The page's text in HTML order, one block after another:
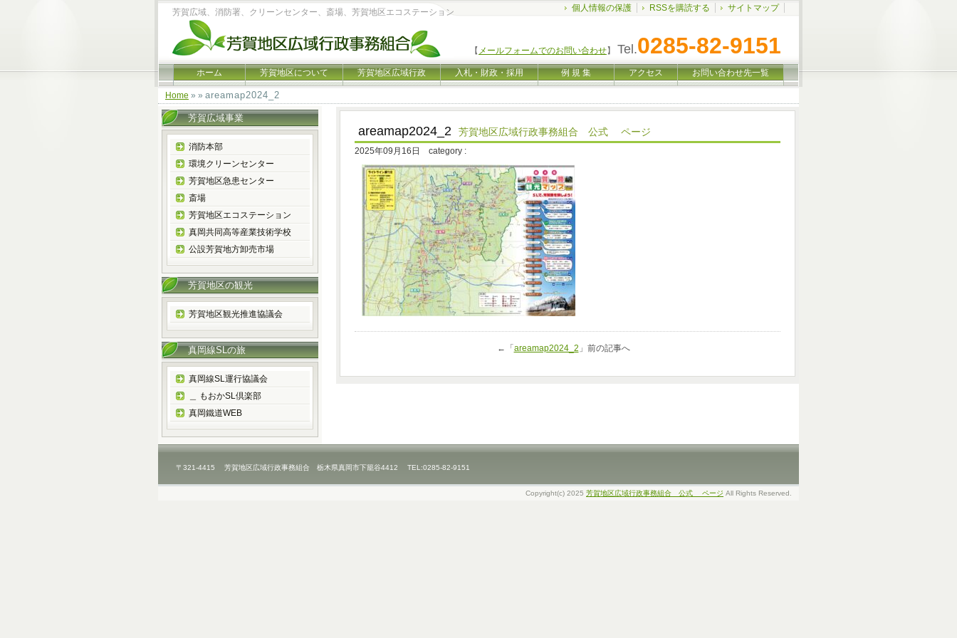
芳賀広域、消防署、クリーンセンター、斎場、芳賀地区エコステーション
【 メールフォームでのお問い合わせ】 Tel.0285-82-9151
個人情報の保護 RSSを購読する サイトマップ
ホーム 芳賀地区について 芳賀地区広域行政 入札・財政・採用 例 規 集 アクセス お問い合わせ先一覧
Home » » areamap2024_2
areamap2024_2 芳賀地区広域行政事務組合 公式 ページ
2025年09月16日 category :
←「 areamap2024_2 」前の記事へ
芳賀広域事業
消防本部
環境クリーンセンター
芳賀地区急患センター
斎場
芳賀地区エコステーション
真岡共同高等産業技術学校
公設芳賀地方卸売市場
芳賀地区の観光
芳賀地区観光推進協議会
真岡線SLの旅
真岡線SL運行協議会
＿ もおかSL倶楽部
真岡鐵道WEB
〒321-4415 芳賀地区広域行政事務組合 栃木県真岡市下籠谷4412 TEL:0285-82-9151
Copyright(c) 2025 芳賀地区広域行政事務組合 公式 ページ All Rights Reserved.